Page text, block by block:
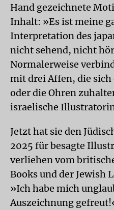
Hand gezeichnete
Inhalt: »Es ist meine
Interpretation des
nicht sehend, nicht
Normalerweise
mit drei Affen, die sich
oder die Ohren
israelische
Jetzt hat sie den
2025 für besagte
verliehen vom
Books und der Jewish
»Ich habe mich
Auszeichnung